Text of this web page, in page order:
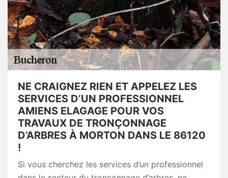
NE CRAIGNEZ RIEN ET APPELEZ LES
SERVICES D’UN PROFESSIONNEL
AMIENS ELAGAGE POUR VOS
TRAVAUX DE TRONÇONNAGE
D’ARBRES À MORTON DANS LE 86120
!
Si vous cherchez les services d’un professionnel